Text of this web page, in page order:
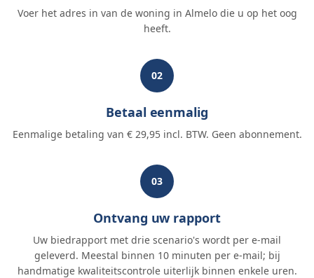
Voer het adres in van de woning in Almelo die u op het oog
heeft.
02
Betaal eenmalig
Eenmalige betaling van € 29,95 incl. BTW. Geen abonnement.
03
Ontvang uw rapport
Uw biedrapport met drie scenario's wordt per e-mail
geleverd. Meestal binnen 10 minuten per e-mail; bij
handmatige kwaliteitscontrole uiterlijk binnen enkele uren.